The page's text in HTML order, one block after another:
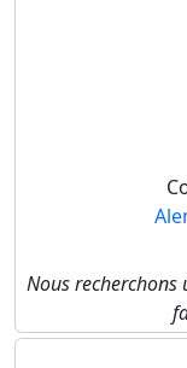
Nous